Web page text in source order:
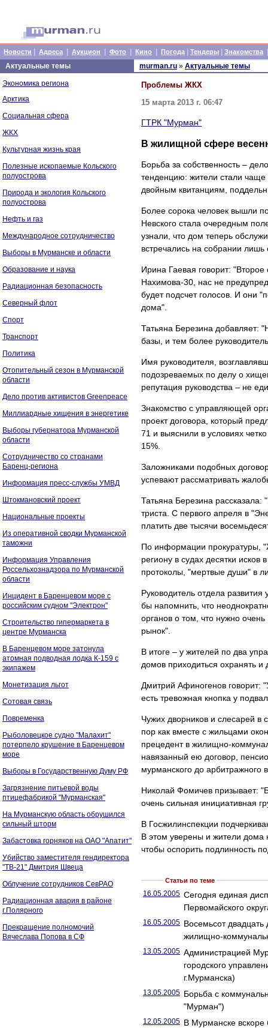
Новости Адреса Аукцион Фото Кино Погода Тендеры Знакомства
Актуальные темы
Экономика региона
Арктика
Социальная сфера
ЖКХ
Культурная жизнь края
Полезные ископаемые Кольского
полуострова
Природа и экология Кольского
полуострова
Нефть и газ
Международное сотрудничество
Выборы в Мурманске и области
Образование и наука
Радиационная безопасность
Северный флот
Спорт
Транспорт
Политика
Отопительный сезон в Мурманской
области
Дело против активистов Greenpeace
Миллиардные хищения в энергетике
Выборы губернатора Мурманской
области
Сотрудничество со странами
Баренц-региона
Информация пресс-службы УМВД
Штокмановский проект
Национальные проекты
Из оперативной сводки Мурманской
таможни
Информация Управления
Россельхознадзора по Мурманской
области
Инцидент в Баренцевом море с
российским судном "Электрон"
Строительство гипермаркета в
центре Мурманска
В Баренцевом море затонула
атомная подводная лодка К-159 с
экипажем
Монетизация льгот
Сотовая связь
Повременка
Рыболовецкое судно "Малахит"
потерпело крушение в Баренцевом
море
Выборы в Государственную Думу РФ
Загрязнение питьевой воды
птицефабрикой "Мурманская"
На Мурманскую область обрушился
сильный шторм
Забастовка горняков на ОАО "Апатит"
Убийство заместителя гендиректора
"ТВ-21" Дмитрия Швеца
Облучение сотрудников СевРАО
Радиационная авария в районе
г.Полярного
Прекращение полномочий
Вячеслава Попова в СФ
murman.ru » Актуальные темы
Проблемы ЖКХ
15 марта 2013 г. 06:47
ГТРК "Мурман"
В жилищной сфере
Борьба за собственность –
тенденцию: жители стали чаще
двойным квитанциям,
Более сорока человек вышли
Невского стала очередным
узнали, что дом теперь
встречались на собрании
Ирина Гаевая говорит:
Нахимова-30, нас не
будет подсчет голосов. И они
дома".
Татьяна Березина добавляет:
базы, и тем более
Имя руководителя,
подозреваемых по делу о
репутация руководства – не
Знакомство с управляющей
проект договора, который
71 и выяснили в условиях
15%.
Заложниками подобных
успевают рассматривать
Татьяна Березина
триста. С первого апреля в
платить две тысячи
По информации прокуратуры,
региону в судах десятки
протоколы, "мертвые души" в
Руководитель отдела
бы напомнить, что
органов о том, что нужно
рынок".
В итоге – у жителей по два
домов приходиться охранять
Дмитрий Афиногенов говорит:
есть тревожная кнопка у
Чужих дворников и слесарей в
пор как вместе с жильцами
прецедент в жилищно-
навязанный ею договор,
мурманского до арбитражного
Николай Фомичев призывает:
очень сильная инициативная
В Госжилинспекции
В этом уверены и жители дома
чтобы оспорить подлинность
Статьи по теме
16.05.2005 Сегодня единая
Первомайского
16.05.2005 Восемьсот
жилищно-
13.05.2005 Администрацией
городского
г.Мурманска)
13.05.2005 Борьба с
"Мурман")
12.05.2005 В Мурманске